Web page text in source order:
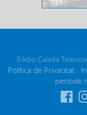
Ràdio Calella
Política de Privacitat -
període